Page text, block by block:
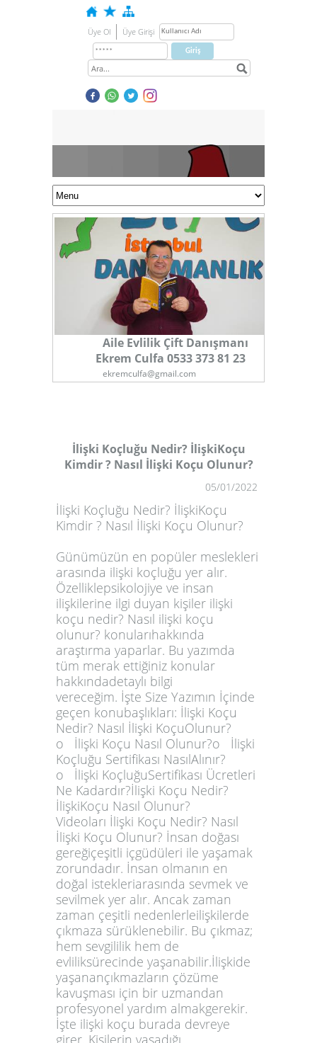
Üye Ol Üye Girişi
Aile Evlilik Çift Danışmanı
Ekrem Culfa 0533 373 81 23
ekremculfa@gmail.com
İlişki Koçluğu Nedir? İlişkiKoçu
Kimdir ? Nasıl İlişki Koçu Olunur?
05/01/2022
İlişki Koçluğu Nedir? İlişkiKoçu
Kimdir ? Nasıl İlişki Koçu Olunur?
Günümüzün en popüler meslekleri
arasında ilişki koçluğu yer alır.
Özelliklepsikolojiye ve insan
ilişkilerine ilgi duyan kişiler ilişki
koçu nedir? Nasıl ilişki koçu
olunur? konularıhakkında
araştırma yaparlar. Bu yazımda
tüm merak ettiğiniz konular
hakkındadetaylı bilgi
vereceğim. İşte Size Yazımın İçinde
geçen konubaşlıkları: İlişki Koçu
Nedir? Nasıl İlişki KoçuOlunur?
o İlişki Koçu Nasıl Olunur?o İlişki
Koçluğu Sertifikası NasılAlınır?
o İlişki KoçluğuSertifikası Ücretleri
Ne Kadardır?İlişki Koçu Nedir?
İlişkiKoçu Nasıl Olunur?
Videoları İlişki Koçu Nedir? Nasıl
İlişki Koçu Olunur? İnsan doğası
gereğiçeşitli içgüdüleri ile yaşamak
zorundadır. İnsan olmanın en
doğal istekleriarasında sevmek ve
sevilmek yer alır. Ancak zaman
zaman çeşitli nedenlerleilişkilerde
çıkmaza sürüklenebilir. Bu çıkmaz;
hem sevgililik hem de
evliliksürecinde yaşanabilir.İlişkide
yaşanançıkmazların çözüme
kavuşması için bir uzmandan
profesyonel yardım almakgerekir.
İşte ilişki koçu burada devreye